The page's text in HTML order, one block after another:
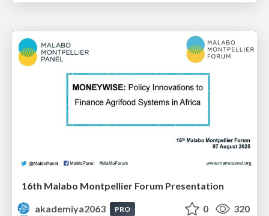
16th Malabo Montpellier Forum Presentation
akademiya2063
PRO 0 320